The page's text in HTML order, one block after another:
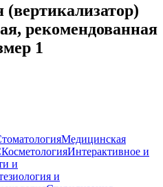
рекомендованная
1
Медицинская
КосметологияИнтерактивное и
и
и